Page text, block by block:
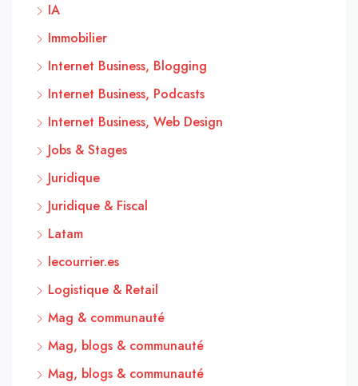
IA
Immobilier
Internet Business, Blogging
Internet Business, Podcasts
Internet Business, Web Design
Jobs & Stages
Juridique
Juridique & Fiscal
Latam
lecourrier.es
Logistique & Retail
Mag & communauté
Mag, blogs & communauté
Mag, blogs & communauté